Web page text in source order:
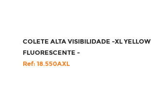
COLETE ALTA VISIBILIDADE -XL YELLOW
FLUORESCENTE -
Ref: 18.550AXL